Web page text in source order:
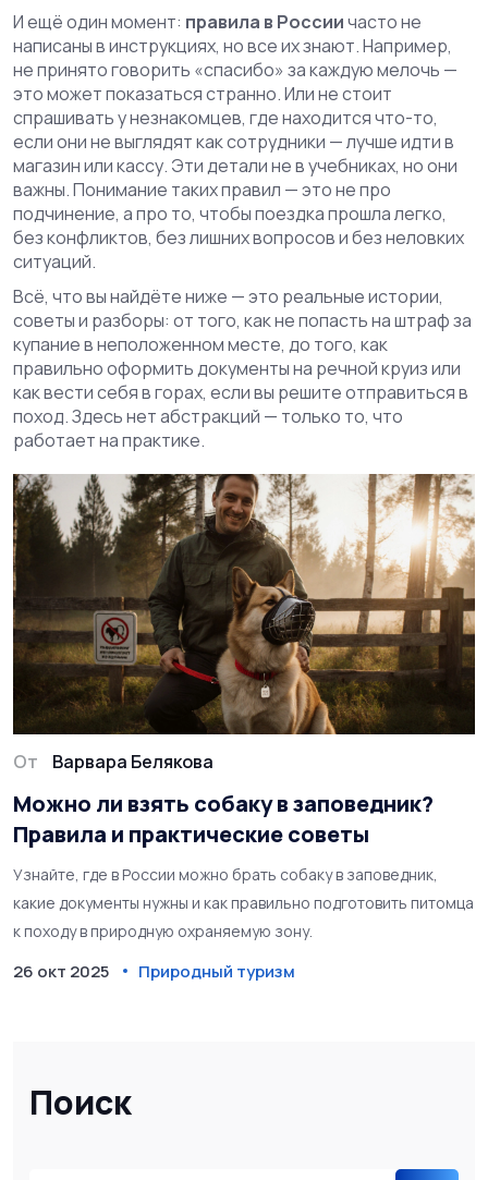
Поиск
И ещё один момент: правила в Россиичасто не
написаны в инструкциях, но все их знают. Например,
не принято говорить «спасибо» за каждую мелочь —
это может показаться странно. Или не стоит
спрашивать у незнакомцев, где находится что-то,
если они не выглядят как сотрудники — лучше идти в
магазин или кассу. Эти детали не в учебниках, но они
важны. Понимание таких правил — это не про
подчинение, а про то, чтобы поездка прошла легко,
без конфликтов, без лишних вопросов и без неловких
ситуаций.
Всё, что вы найдёте ниже — это реальные истории,
советы и разборы: от того, как не попасть на штраф за
купание в неположенном месте, до того, как
правильно оформить документы на речной круиз или
как вести себя в горах, если вы решите отправиться в
поход. Здесь нет абстракций — только то, что
работает на практике.
От Варвара Белякова
Можно ли взять собаку в заповедник?
Правила и практические советы
Узнайте, где в России можно брать собаку в заповедник,
какие документы нужны и как правильно подготовить питомца
к походу в природную охраняемую зону.
26 окт 2025 Природный туризм